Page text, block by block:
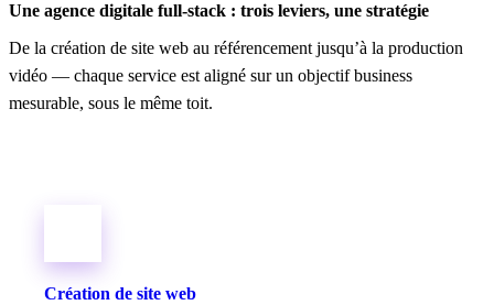
Une agence digitale full-stack : trois leviers, une stratégie
De la création de site web au référencement jusqu’à la production
vidéo — chaque service est aligné sur un objectif business
mesurable, sous le même toit.
Création de site web